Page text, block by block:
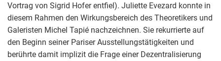
Vortrag von Sigrid Hofer entfiel). Juliette Evezard konnte in
diesem Rahmen den Wirkungsbereich des Theoretikers und
Galeristen Michel Tapié nachzeichnen. Sie rekurrierte auf
den Beginn seiner Pariser Ausstellungstätigkeiten und
berührte damit implizit die Frage einer Dezentralisierung